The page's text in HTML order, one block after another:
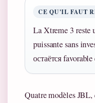
CE QU’IL FAUT
La Xtreme 3 reste
puissante sans
остаётся
Quatre modèles